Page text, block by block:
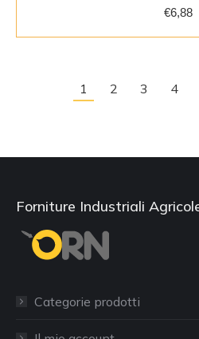
€6,88
1 2 3 4
Forniture Industriali
Categorie prodotti